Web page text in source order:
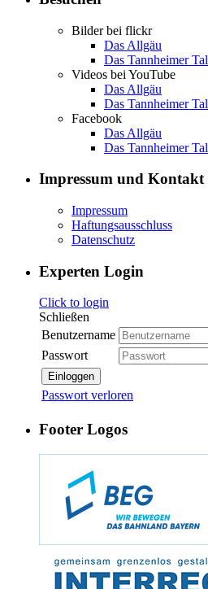
Bilder bei flickr
Das Allgäu
Das Tannheimer Tal
Videos bei YouTube
Das Allgäu
Das Tannheimer Tal
Facebook
Das Allgäu
Das Tannheimer Tal
Impressum und Kontakt
Impressum
Haftungsausschluss
Datenschutz
Experten Login
Click to login
Schließen
Benutzername
Passwort
Einloggen
Passwort verloren
Footer Logos